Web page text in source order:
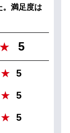
。満足度は
5
5
5
5